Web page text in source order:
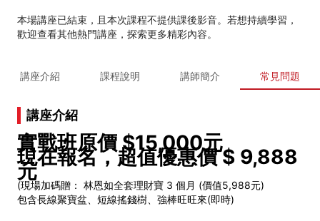
本場講座已結束，且本次課程不提供課後影音。若想持續學習，
歡迎查看其他熱門講座，探索更多精彩內容。
講座介紹 課程說明 講師簡介 常見問題
講座介紹
實戰班原價 $15,000元
現在報名，超值優惠價 $ 9,888
元
(現場加碼贈： 林恩如全套理財寶 3 個月 (價值5,988元)
包含長線聚寶盆、短線搖錢樹、強棒旺旺來(即時)